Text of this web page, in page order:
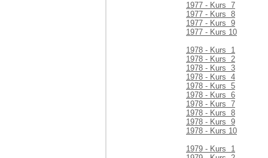
1977 - Kurs 7
1977 - Kurs 8
1977 - Kurs 9
1977 - Kurs 10
1978 - Kurs 1
1978 - Kurs 2
1978 - Kurs 3
1978 - Kurs 4
1978 - Kurs 5
1978 - Kurs 6
1978 - Kurs 7
1978 - Kurs 8
1978 - Kurs 9
1978 - Kurs 10
1979 - Kurs 1